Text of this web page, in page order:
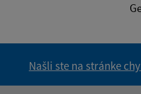
Našli ste na stránke